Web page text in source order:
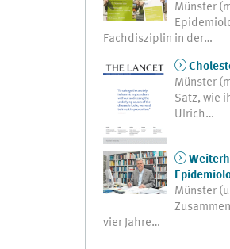
Münster
Fachdisziplin in der…
Münster
Satz, wie
Ulrich…
Münster
vier Jahre…